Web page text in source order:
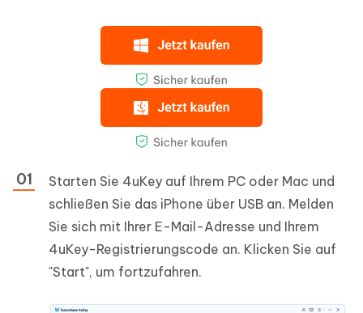
Starten Sie 4uKey auf Ihrem PC oder Mac und
schließen Sie das iPhone über USB an. Melden
Sie sich mit Ihrer E-Mail-Adresse und Ihrem
4uKey-Registrierungscode an. Klicken Sie auf
"Start", um fortzufahren.